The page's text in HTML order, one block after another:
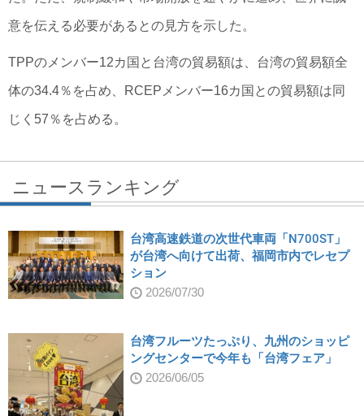
意を伝える必要があるとの見方を示した。
TPPのメンバー12カ国と台湾の貿易額は、台湾の貿易額全
体の34.4％を占め、RCEPメンバー16カ国との貿易額は同
じく57％を占める。
ニュースランキング
台湾高速鉄道の次世代車両「N700ST」
が台湾へ向けて出荷、福岡市内でレセプ
ション
2026/07/30
台湾フルーツたっぷり、九州のショッピ
ングセンターで今年も「台湾フェア」
2026/06/05